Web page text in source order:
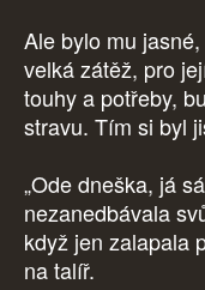
Ale bylo mu
velká zátěž, pro
touhy a potřeby,
stravu. Tím si byl
„Ode dneška, já
nezanedbávala
když jen zalapala
na talíř.